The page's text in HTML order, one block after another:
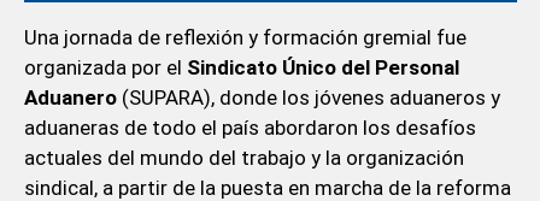
Una jornada de reflexión y formación gremial fue
organizada por el Sindicato Único del Personal
Aduanero (SUPARA), donde los jóvenes aduaneros y
aduaneras de todo el país abordaron los desafíos
actuales del mundo del trabajo y la organización
sindical, a partir de la puesta en marcha de la reforma